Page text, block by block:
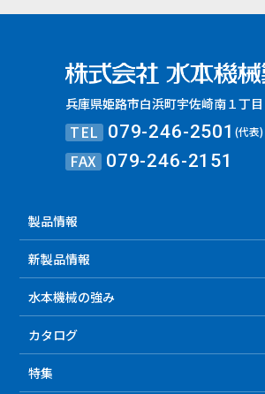
兵庫県姫路市白浜町宇佐崎南１丁
TEL 079-246-2501(代表)
FAX 079-246-2151
製品情報
新製品情報
水本機械の強み
カタログ
特集